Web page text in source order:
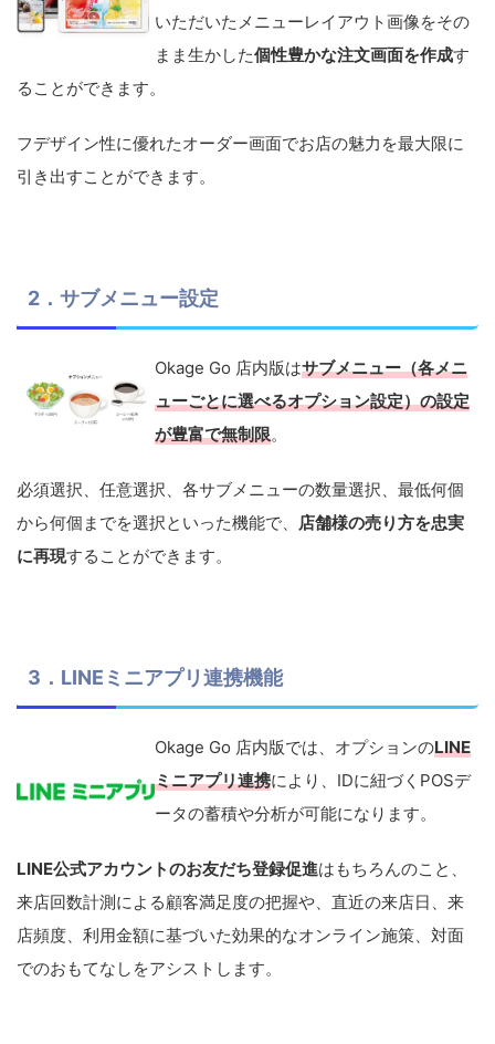
いただいたメニューレイアウト画像をその
まま生かした個性豊かな注文画面を作成す
ることができます。
フデザイン性に優れたオーダー画面でお店の魅力を最大限に
引き出すことができます。
2．サブメニュー設定
Okage Go 店内版はサブメニュー（各メニ
ューごとに選べるオプション設定）の設定
が豊富で無制限。
必須選択、任意選択、各サブメニューの数量選択、最低何個
から何個までを選択といった機能で、 店舗様の売り方を忠実
に再現することができます。
3．LINEミニアプリ連携機能
Okage Go 店内版では、オプションのLINE
ミニアプリ連携により、IDに紐づくPOSデ
ータの蓄積や分析が可能になります。
LINE公式アカウントのお友だち登録促進はもちろんのこと、
来店回数計測による顧客満足度の把握や、直近の来店日、来
店頻度、利用金額に基づいた効果的なオンライン施策、対面
でのおもてなしをアシストします。